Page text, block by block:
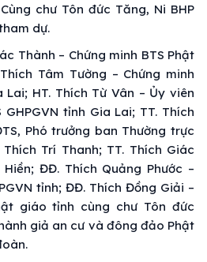
chư Tôn đức Tăng, Ni BHP
dự.
Thành – Chứng minh BTS Phật
Tâm Tường – Chứng minh
HT. Thích Từ Vân – Ủy viên
GHPGVN tỉnh Gia Lai; TT. Thích
Phó trưởng ban Thường trực
Thích Trí Thanh; TT. Thích Giác
ĐĐ. Thích Quảng Phước –
tỉnh; ĐĐ. Thích Đồng Giải –
giáo tỉnh cùng chư Tôn đức
giả an cư và đông đảo Phật